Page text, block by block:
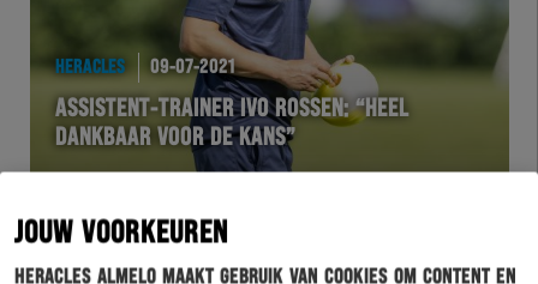
JOUW VOORKEUREN
Heracles Almelo maakt gebruik van cookies om content en
HERACLES 09-07-2021
ASSISTENT-TRAINER IVO ROSSEN: “HEEL
DANKBAAR VOOR DE KANS”